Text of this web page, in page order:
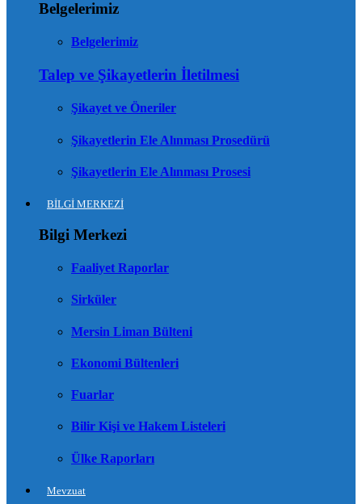
Belgelerimiz
Belgelerimiz
Talep ve Şikayetlerin İletilmesi
Şikayet ve Öneriler
Şikayetlerin Ele Alınması Prosedürü
Şikayetlerin Ele Alınması Prosesi
BİLGİ MERKEZİ
Bilgi Merkezi
Faaliyet Raporlar
Sirküler
Mersin Liman Bülteni
Ekonomi Bültenleri
Fuarlar
Bilir Kişi ve Hakem Listeleri
Ülke Raporları
Mevzuat